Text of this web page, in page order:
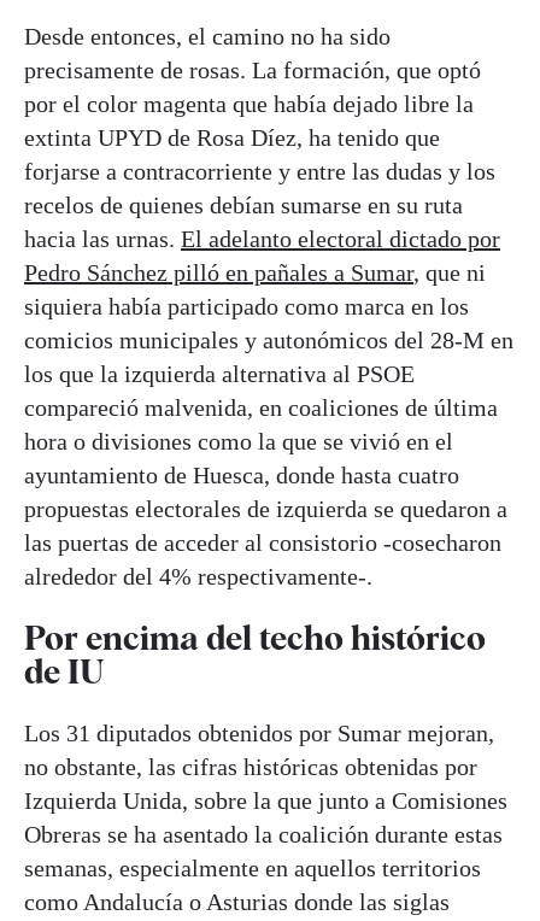
Desde entonces, el camino no ha sido
precisamente de rosas. La formación, que optó
por el color magenta que había dejado libre la
extinta UPYD de Rosa Díez, ha tenido que
forjarse a contracorriente y entre las dudas y los
recelos de quienes debían sumarse en su ruta
hacia las urnas. El adelanto electoral dictado por
Pedro Sánchez pilló en pañales a Sumar, que ni
siquiera había participado como marca en los
comicios municipales y autonómicos del 28-M en
los que la izquierda alternativa al PSOE
compareció malvenida, en coaliciones de última
hora o divisiones como la que se vivió en el
ayuntamiento de Huesca, donde hasta cuatro
propuestas electorales de izquierda se quedaron a
las puertas de acceder al consistorio -cosecharon
alrededor del 4% respectivamente-.
Por encima del techo histórico
de IU
Los 31 diputados obtenidos por Sumar mejoran,
no obstante, las cifras históricas obtenidas por
Izquierda Unida, sobre la que junto a Comisiones
Obreras se ha asentado la coalición durante estas
semanas, especialmente en aquellos territorios
como Andalucía o Asturias donde las siglas